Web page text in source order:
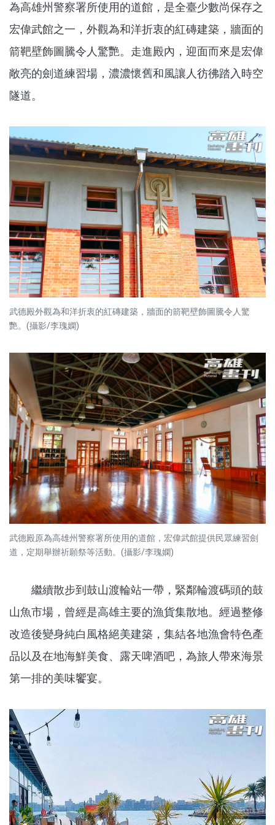
為高雄州警察署所使用的道館，是全臺少數尚保存之
宏偉武館之一，外觀為和洋折衷的紅磚建築，牆面的
箭靶壁飾圖騰令人驚艷。走進殿內，迎面而來是宏偉
敞亮的劍道練習場，濃濃懷舊和風讓人彷彿踏入時空
隧道。
武德殿外觀為和洋折衷的紅磚建築，牆面的箭靶壁飾圖騰令人驚
艷。(攝影/李瑰嫻)
武德殿原為高雄州警察署所使用的道館，宏偉武館提供民眾練習劍
道，定期舉辦祈願祭等活動。(攝影/李瑰嫻)
繼續散步到鼓山渡輪站一帶，緊鄰輪渡碼頭的鼓
山魚市場，曾經是高雄主要的漁貨集散地。經過整修
改造後變身純白風格絕美建築，集結各地漁會特色產
品以及在地海鮮美食、露天啤酒吧，為旅人帶來海景
第一排的美味饗宴。